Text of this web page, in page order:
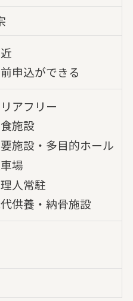
申込ができる
アフリー
施設
施設・多目的ホール
場
人常駐
供養・納骨施設